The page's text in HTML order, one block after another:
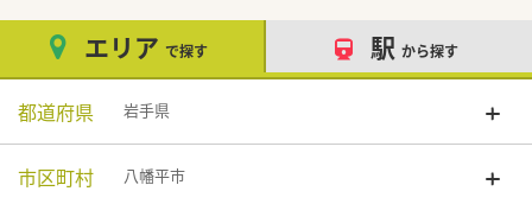
エリア で探す 駅 から探す
都道府県 岩手県
市区町村 八幡平市